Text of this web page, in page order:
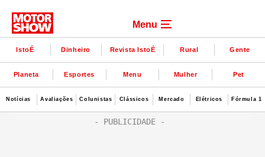
Menu
IstoÉ Dinheiro Revista IstoÉ Rural Gente
Planeta Esportes Menu Mulher Pet
Notícias Avaliações Colunistas Clássicos Mercado Elétricos Fórmula 1